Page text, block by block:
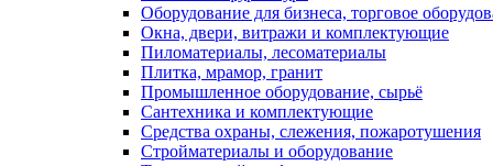
Оборудование для бизнеса, торговое
Окна, двери, витражи и комплектующие
Пиломатериалы, лесоматериалы
Плитка, мрамор, гранит
Промышленное оборудование, сырьё
Сантехника и комплектующие
Средства охраны, слежения, пожаротушения
Стройматериалы и оборудование